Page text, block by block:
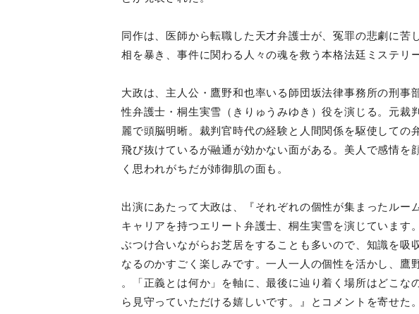
同作は、医師から転職した天才弁護士が、冤罪の悲劇に苦
相を暴き、事件に関わる人々の魂を救う本格法廷ミステリー
大政は、主人公・鷹野和也率いる師団坂法律事務所の刑事
性弁護士・桐生実雪（きりゅうみゆき）役を演じる。元裁
麗で頭脳明晰。裁判官時代の経験と人間関係を駆使しての
飛び抜けているが融通が効かない面がある。美人で感情を
く思われがちだが姉御肌の面も。
出演にあたって大政は、『それぞれの個性が集まったルー
キャリアを持つエリート弁護士、桐生実雪を演じています
ぶつけ合いながらお芝居をすることも多いので、知識を吸
なるのかすごく楽しみです。一人一人の個性を活かし、鷹
。「正義とは何か」を軸に、最後に辿り着く場所はどこな
ら見守っていただける嬉しいです。』とコメントを寄せた。